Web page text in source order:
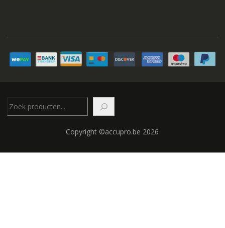
Copyright ©accupro.be 2026